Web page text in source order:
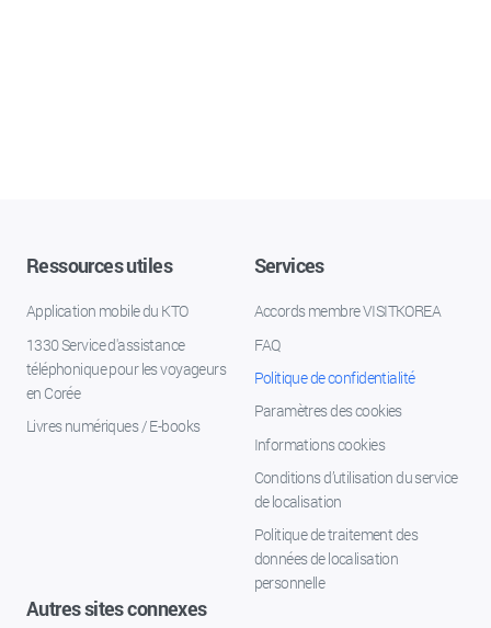
Ressources utiles
Application mobile du KTO
1330 Service d'assistance
téléphonique pour les voyageurs
en Corée
Livres numériques / E-books
Services
Accords membre VISITKOREA
FAQ
Politique de confidentialité
Paramètres des cookies
Informations cookies
Conditions d’utilisation du service
de localisation
Politique de traitement des
données de localisation
personnelle
Autres sites connexes